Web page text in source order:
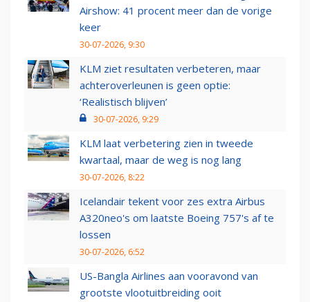
Airshow: 41 procent meer dan de vorige
keer
30-07-2026, 9:30
KLM ziet resultaten verbeteren, maar
achteroverleunen is geen optie:
‘Realistisch blijven’
30-07-2026, 9:29
KLM laat verbetering zien in tweede
kwartaal, maar de weg is nog lang
30-07-2026, 8:22
Icelandair tekent voor zes extra Airbus
A320neo's om laatste Boeing 757's af te
lossen
30-07-2026, 6:52
US-Bangla Airlines aan vooravond van
grootste vlootuitbreiding ooit